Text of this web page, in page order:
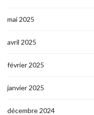
mai 2025
avril 2025
février 2025
janvier 2025
décembre 2024